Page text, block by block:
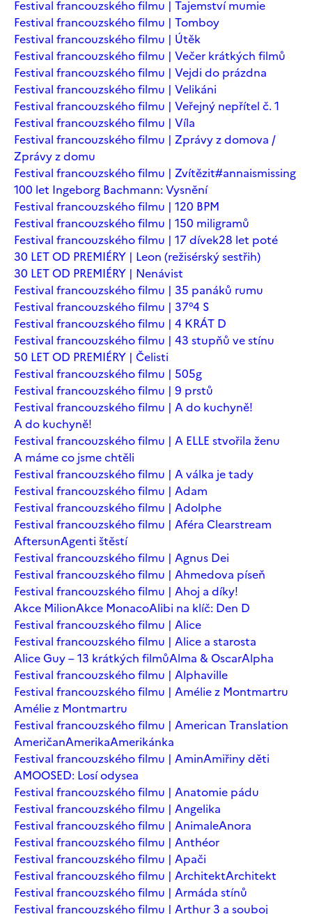
Festival francouzského filmu | Tajemství mumie
Festival francouzského filmu | Tomboy
Festival francouzského filmu | Útěk
Festival francouzského filmu | Večer krátkých filmů
Festival francouzského filmu | Vejdi do prázdna
Festival francouzského filmu | Velikáni
Festival francouzského filmu | Veřejný nepřítel č. 1
Festival francouzského filmu | Víla
Festival francouzského filmu | Zprávy z domova /
Zprávy z domu
Festival francouzského filmu | Zvítězit#annaismissing
100 let Ingeborg Bachmann: Vysnění
Festival francouzského filmu | 120 BPM
Festival francouzského filmu | 150 miligramů
Festival francouzského filmu | 17 dívek28 let poté
30 LET OD PREMIÉRY | Leon (režisérský sestřih)
30 LET OD PREMIÉRY | Nenávist
Festival francouzského filmu | 35 panáků rumu
Festival francouzského filmu | 37°4 S
Festival francouzského filmu | 4 KRÁT D
Festival francouzského filmu | 43 stupňů ve stínu
50 LET OD PREMIÉRY | Čelisti
Festival francouzského filmu | 505g
Festival francouzského filmu | 9 prstů
Festival francouzského filmu | A do kuchyně!
A do kuchyně!
Festival francouzského filmu | A ELLE stvořila ženu
A máme co jsme chtěli
Festival francouzského filmu | A válka je tady
Festival francouzského filmu | Adam
Festival francouzského filmu | Adolphe
Festival francouzského filmu | Aféra Clearstream
AftersunAgenti štěstí
Festival francouzského filmu | Agnus Dei
Festival francouzského filmu | Ahmedova píseň
Festival francouzského filmu | Ahoj a díky!
Akce MilionAkce MonacoAlibi na klíč: Den D
Festival francouzského filmu | Alice
Festival francouzského filmu | Alice a starosta
Alice Guy – 13 krátkých filmůAlma & OscarAlpha
Festival francouzského filmu | Alphaville
Festival francouzského filmu | Amélie z Montmartru
Amélie z Montmartru
Festival francouzského filmu | American Translation
AmeričanAmerikaAmerikánka
Festival francouzského filmu | AminAmiřiny děti
AMOOSED: Losí odysea
Festival francouzského filmu | Anatomie pádu
Festival francouzského filmu | Angelika
Festival francouzského filmu | AnimaleAnora
Festival francouzského filmu | Anthéor
Festival francouzského filmu | Apači
Festival francouzského filmu | ArchitektArchitekt
Festival francouzského filmu | Armáda stínů
Festival francouzského filmu | Arthur 3 a souboj